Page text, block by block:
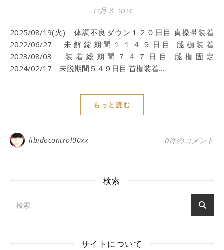
12月 8, 2025
2025/08/19(火) 体調不良ダウン１２０日目 貞操帯装着
2022/06/27 未解錠期間１１４９日目 腿枷装着
2023/08/03 装着総期間７４７日目 腿枷固定
2024/02/17 未脱期間５４９日目 首枷装着…
もっと読む
libidocontrol00xx 0件のコメント
検索
サイトについて